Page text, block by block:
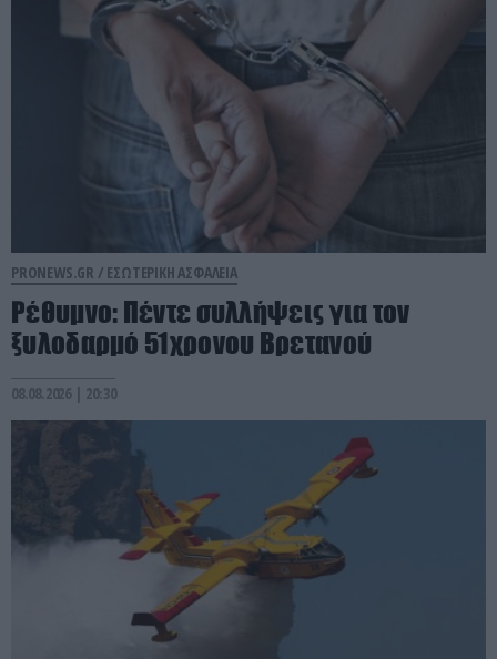
PRONEWS.GR / ΕΣΩΤΕΡΙΚΗ ΑΣΦΑΛΕΙΑ
Ρέθυμνο: Πέντε συλλήψεις για τον
ξυλοδαρμό 51χρονου Βρετανού
08.08.2026 | 20:30